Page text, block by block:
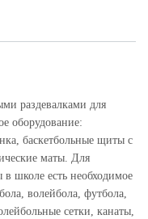
раздевалками для
оборудование:
баскетбольные щиты с
маты. Для
в школе есть необходимое
волейбола, футбола,
сетки, канаты,